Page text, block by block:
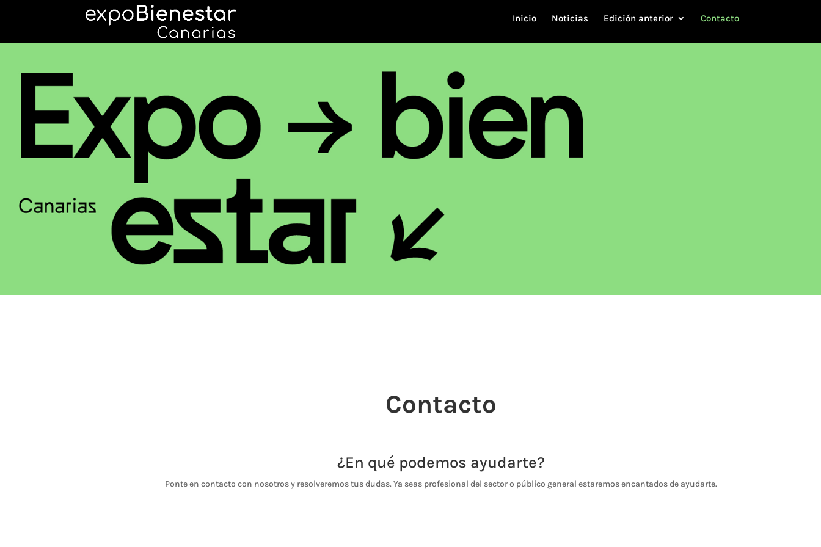
Inicio Noticias Edición anterior Contacto
Contacto
¿En qué podemos ayudarte?
Ponte en contacto con nosotros y resolveremos tus dudas. Ya seas profesional del sector o público general estaremos encantados de ayudarte.